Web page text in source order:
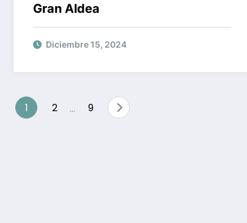
Gran Aldea
Diciembre 15, 2024
Paginación
1 2 … 9